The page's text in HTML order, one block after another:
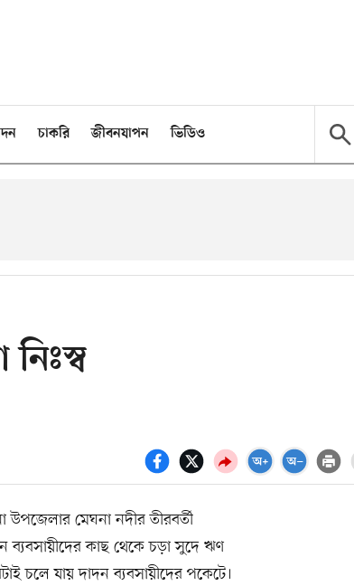
চাকরি জীবনযাপন ভিডিও
উপজেলার মেঘনা নদীর তীরবর্তী
ব্যবসায়ীদের কাছ থেকে চড়া সুদে ঋণ
চলে যায় দাদন ব্যবসায়ীদের পকেটে।